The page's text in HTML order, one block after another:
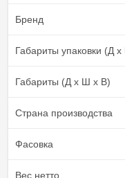
Бренд
Габариты упаковки (Д
Габариты (Д х Ш х В)
Страна производства
Фасовка
Вес нетто